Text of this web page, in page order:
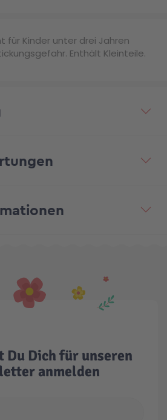
für Kinder unter drei Jahren
Enthält Kleinteile.
Du Dich für unseren
anmelden